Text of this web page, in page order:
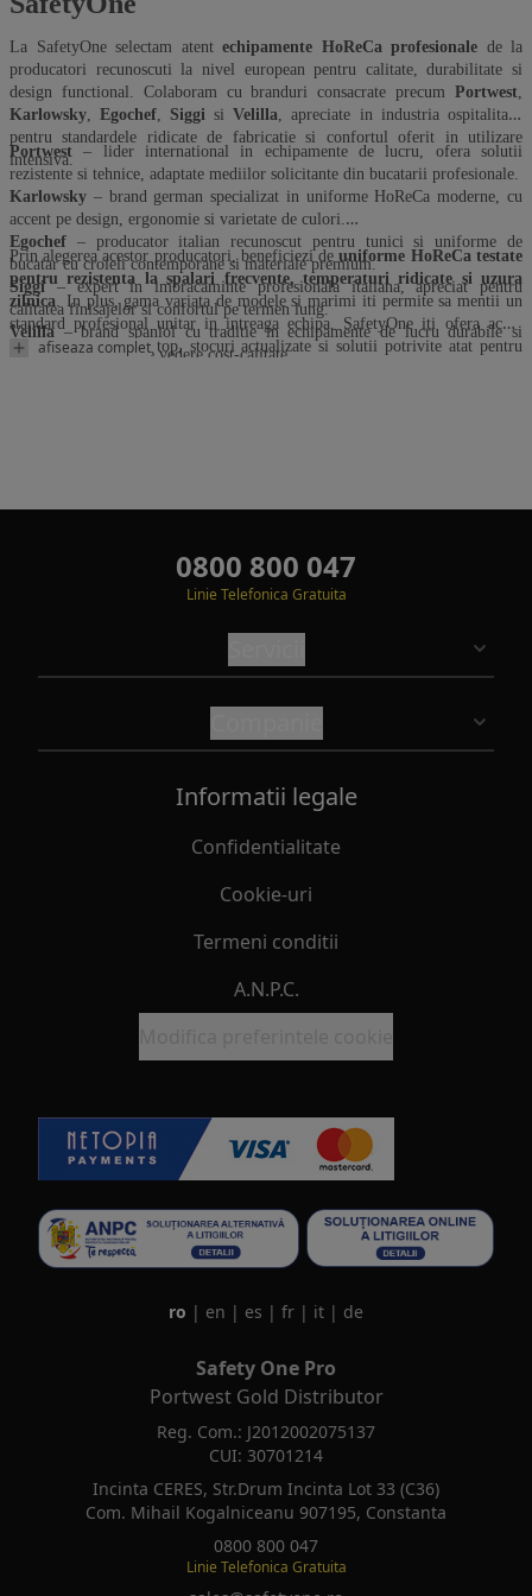
La SafetyOne selectam atent echipamente HoReCa profesionale de la
producatori recunoscuti la nivel european pentru calitate, durabilitate si
design functional. Colaboram cu branduri consacrate precum Portwest
Karlowsky
Egochef Siggi si Velilla , apreciate in industria ospitalitatii
pentru standardele ridicate de fabricatie si confortul oferit in utilizare
intensiva.
Portwest – lider international in echipamente de lucru, ofera solutii
rezistente si tehnice, adaptate mediilor solicitante din bucatarii profesionale.
Karlowsky – brand german specializat in uniforme HoReCa moderne, cu
accent pe design, ergonomie si varietate de culori.
Egochef – producator italian recunoscut pentru tunici si uniforme de
bucatar cu croieli contemporane si materiale premium.
Siggi– expert in imbracaminte profesionala italiana, apreciat pentru
calitatea finisajelor si confortul pe termen lung.
Velilla– brand spaniol cu traditie in echipamente de lucru durabile si
eficiente din punct de vedere cost-calitate.
Prin alegerea acestor producatori, beneficiezi de uniforme HoReCa testate
pentru rezistenta la spalari frecvente, temperaturi ridicate si uzura
zilnica . In plus, gama variata de modele si marimi iti permite sa mentii un
standard profesional unitar in intreaga echipa. SafetyOne iti ofera acces
rapid la branduri de top, stocuri actualizate si solutii potrivite atat pentru
afiseaza complet
0800 800 047
Linie Telefonica Gratuita
Informatii legale
Confidentialitate
Cookie-uri
Termeni conditii
A.N.P.C.
ro | en | es | fr | it | de
Safety One Pro
Portwest Gold Distributor
Reg. Com.: J2012002075137
CUI: 30701214
Incinta CERES, Str.Drum Incinta Lot 33 (C36)
Com. Mihail Kogalniceanu 907195, Constanta
0800 800 047
Linie Telefonica Gratuita